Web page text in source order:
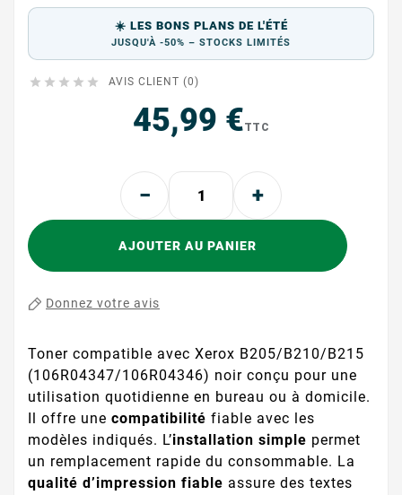
☀️ LES BONS PLANS DE L'ÉTÉ
JUSQU'À -50% – STOCKS LIMITÉS
     AVIS CLIENT (0)
45,99 €TTC
AJOUTER AU PANIER
Donnez votre avis
Toner compatible avec Xerox B205/B210/B215
(106R04347/106R04346) noir conçu pour une
utilisation quotidienne en bureau ou à domicile.
Il offre une compatibilité fiable avec les
modèles indiqués. L’installation simple permet
un remplacement rapide du consommable. La
qualité d’impression fiable assure des textes